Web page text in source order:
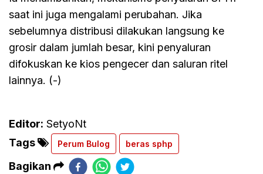
saat ini juga mengalami perubahan. Jika
sebelumnya distribusi dilakukan langsung ke
grosir dalam jumlah besar, kini penyaluran
difokuskan ke kios pengecer dan saluran ritel
lainnya. (-)
Editor: SetyoNt
Tags
Perum Bulog beras sphp
Bagikan